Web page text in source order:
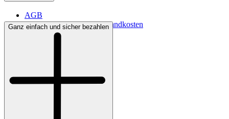
AGB
Lieferbedingungen & Versandkosten
Bezahlung
Ganz einfach und sicher bezahlen